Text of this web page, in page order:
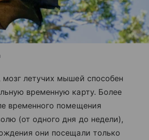
мозг летучих мышей способен
временную карту. Более
временного помещения
(от одного дня до недели),
они посещали только